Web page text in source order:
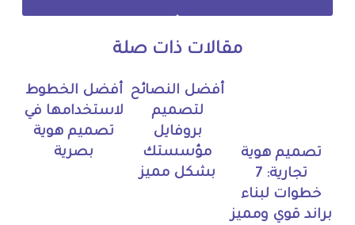
مقالات ذات صلة
تصميم هوية
تجارية: 7
خطوات لبناء
براند قوي ومميز
أفضل النصائح
لتصميم
بروفايل
مؤسستك
بشكل مميز
أفضل الخطوط
لاستخدامها في
تصميم هوية
بصرية